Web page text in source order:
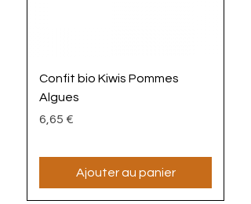
Confit bio Kiwis Pommes
Algues
Prix
6,65 €
Ajouter au panier